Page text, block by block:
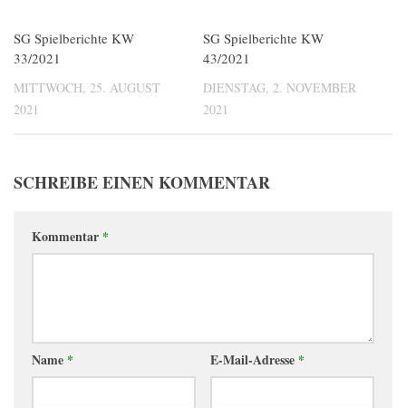
SG Spielberichte KW
33/2021
MITTWOCH, 25. AUGUST
2021
SG Spielberichte KW
43/2021
DIENSTAG, 2. NOVEMBER
2021
SCHREIBE EINEN KOMMENTAR
Kommentar *
Name * E-Mail-Adresse *